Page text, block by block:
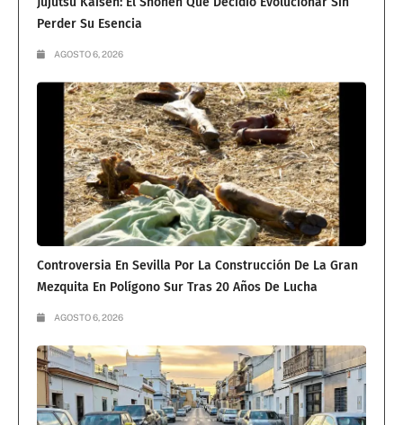
Perder Su Esencia
AGOSTO 6, 2026
Controversia En Sevilla Por La Construcción De La Gran
Mezquita En Polígono Sur Tras 20 Años De Lucha
AGOSTO 6, 2026